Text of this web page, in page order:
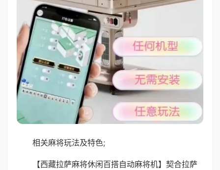
相关麻将玩法及特色;
【西藏拉萨麻将休闲百搭自动麻将机】契合拉萨